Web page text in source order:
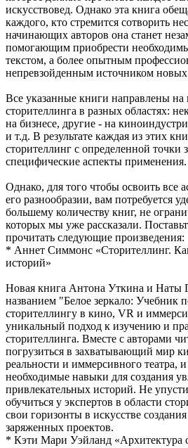
искусствовед. Однако эта книга
каждого, кто стремится сотворить
начинающих авторов она станет
помогающим приобрести
текстом, а более опытным
непревзойденным источником
Все указанные книги направлены на
сторителлинга в разных областях:
на бизнесе, другие - на
и т.д. В результате каждая из этих
сторителлинг с определенной точки
специфические аспекты применения.
Однако, для того чтобы освоить все
его разнообразии, вам потребуется
большему количеству книг, не
которых мы уже рассказали.
прочитать следующие произведения:
* Аннет Симмонс «Сторителлинг.
историй»
Новая книга Антона Уткина и Наты
названием "Белое зеркало: Учебник
сторителлингу в кино, VR и
уникальный подход к изучению и
сторителлинга. Вместе с авторами
погрузиться в захватывающий мир
реальности и иммерсивного театра,
необходимые навыки для создания
привлекательных историй. Не
обучиться у экспертов в области
свои горизонты в искусстве
заряженных проектов.
* Кэти Мари Уэйланд «Архитектура